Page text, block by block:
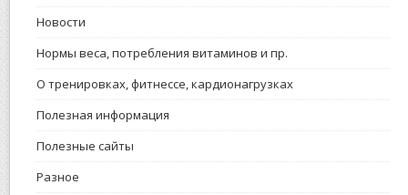
Новости
Нормы веса, потребления витаминов и пр.
О тренировках, фитнессе, кардионагрузках
Полезная информация
Полезные сайты
Разное